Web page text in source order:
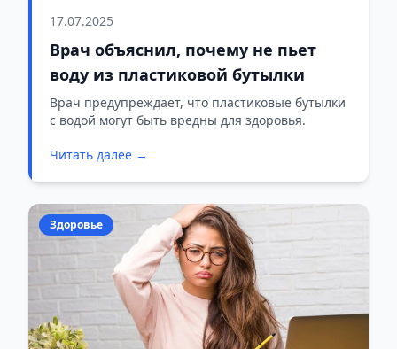
17.07.2025
Врач объяснил, почему не пьет
воду из пластиковой бутылки
Врач предупреждает, что пластиковые бутылки
с водой могут быть вредны для здоровья.
Читать далее →
Здоровье